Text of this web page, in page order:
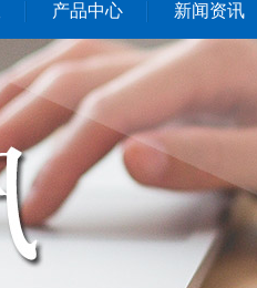
产品中心 新闻资讯